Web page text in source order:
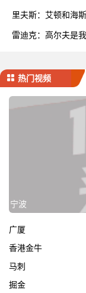
里夫斯：艾顿和海
雷迪克：高尔夫是
热门视频
宁波
广厦
香港金牛
马刺
掘金